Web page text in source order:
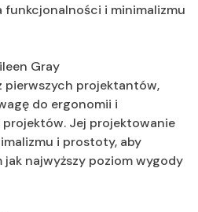
funkcjonalności i minimalizmu
Gray
pierwszych projektantów,
do ergonomii i
Jej projektowanie
i prostoty, aby
najwyższy poziom wygody